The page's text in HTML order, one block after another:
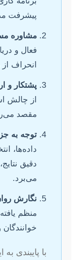
پیشرفت
مشاوره
فعال و
انحراف
پشتکار و
از چالش
مقصد
توجه به
داده‌ها،
دقیق
می‌برد.
نگارش
منظم
با پایبندی